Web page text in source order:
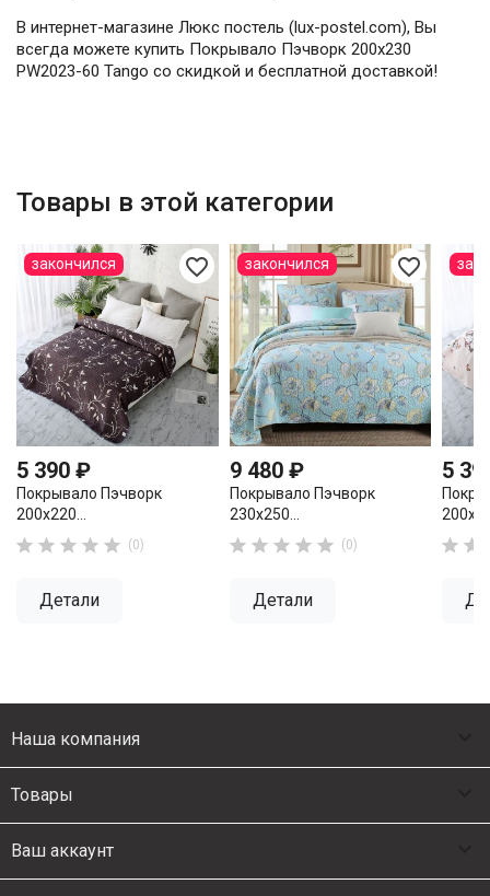
В интернет-магазине Люкс постель (lux-postel.com), Вы
всегда можете купить Покрывало Пэчворк 200х230
PW2023-60 Tango со скидкой и бесплатной доставкой!
Товары в этой категории
favorite_border
5 390 ₽
Покрывало Пэчворк
200х220...
     (0)
Детали
закончился favorite_border
9 480 ₽
Покрывало Пэчворк
230х250...
     (0)
Детали
закончился
5
 
Наша компания
Товары
Ваш аккаунт